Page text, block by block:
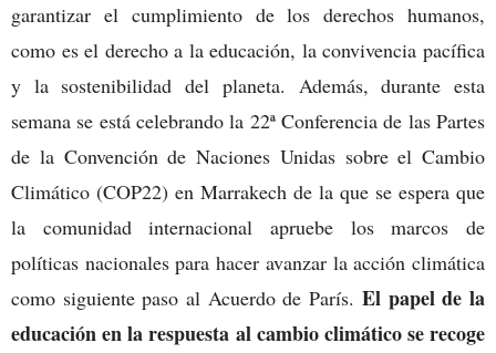
garantizar el cumplimiento de los derechos humanos,
como es el derecho a la educación, la convivencia pacífica
y la sostenibilidad del planeta. Además, durante esta
semana se está celebrando la 22ª Conferencia de las Partes
de la Convención de Naciones Unidas sobre el Cambio
Climático (COP22) en Marrakech de la que se espera que
la comunidad internacional apruebe los marcos de
políticas nacionales para hacer avanzar la acción climática
como siguiente paso al Acuerdo de París. El papel de la
educación en la respuesta al cambio climático se recoge